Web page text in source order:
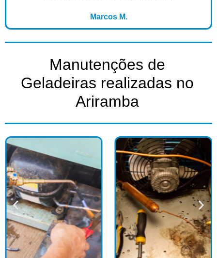
Marcos M.
Manutenções de
Geladeiras realizadas no
Ariramba​